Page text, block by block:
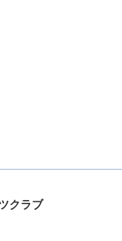
クラブ